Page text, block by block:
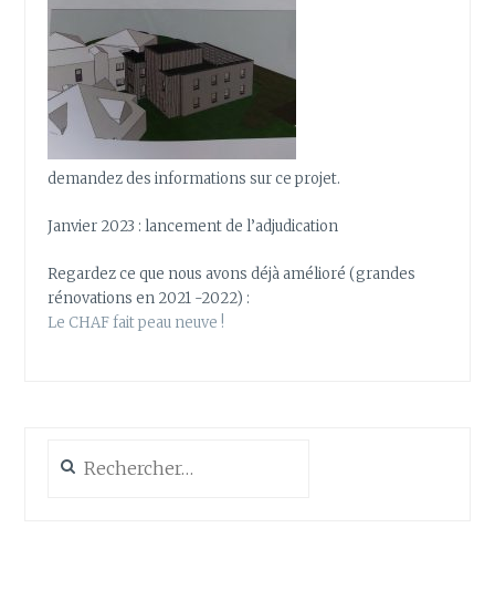
demandez des informations sur ce projet.
Janvier 2023 : lancement de l’adjudication
Regardez ce que nous avons déjà amélioré (grandes
rénovations en 2021 -2022) :
Le CHAF fait peau neuve !